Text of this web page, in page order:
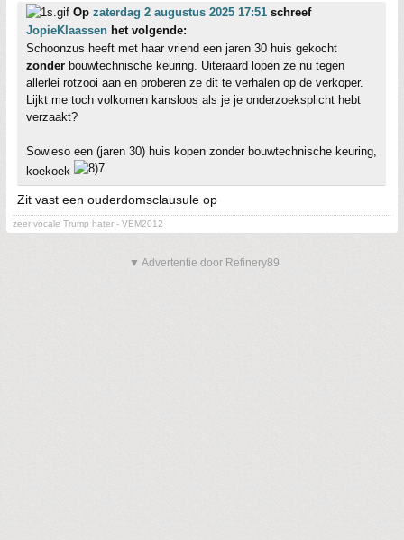
Op zaterdag 2 augustus 2025 17:51 schreef
JopieKlaassen het volgende:
Schoonzus heeft met haar vriend een jaren 30 huis gekocht
zonder bouwtechnische keuring. Uiteraard lopen ze nu tegen
allerlei rotzooi aan en proberen ze dit te verhalen op de verkoper.
Lijkt me toch volkomen kansloos als je je onderzoeksplicht hebt
verzaakt?
Sowieso een (jaren 30) huis kopen zonder bouwtechnische keuring,
koekoek
Zit vast een ouderdomsclausule op
zeer vocale Trump hater - VEM2012
▼ Advertentie door Refinery89